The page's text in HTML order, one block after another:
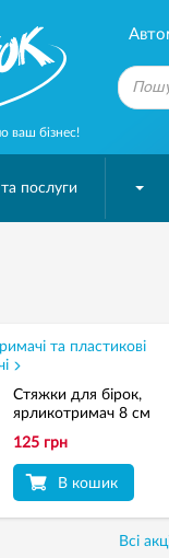
ваш бізнес!
послуги
та пластикові
Стяжки для бірок,
ярликотримач 8 см
125 грн
В кошик
Всі